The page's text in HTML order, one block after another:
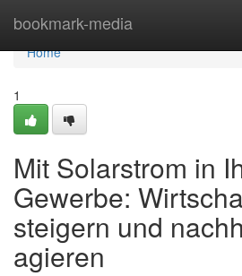
bookmark-media
Home
Home
1
Mit Solarstrom in
Gewerbe:
steigern und
agieren